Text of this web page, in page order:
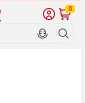
0